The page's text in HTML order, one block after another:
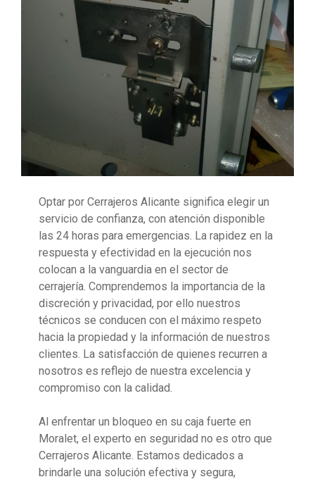
Optar por Cerrajeros Alicante significa elegir un
servicio de confianza, con atención disponible
las 24 horas para emergencias. La rapidez en la
respuesta y efectividad en la ejecución nos
colocan a la vanguardia en el sector de
cerrajería. Comprendemos la importancia de la
discreción y privacidad, por ello nuestros
técnicos se conducen con el máximo respeto
hacia la propiedad y la información de nuestros
clientes. La satisfacción de quienes recurren a
nosotros es reflejo de nuestra excelencia y
compromiso con la calidad.
Al enfrentar un bloqueo en su caja fuerte en
Moralet, el experto en seguridad no es otro que
Cerrajeros Alicante. Estamos dedicados a
brindarle una solución efectiva y segura,